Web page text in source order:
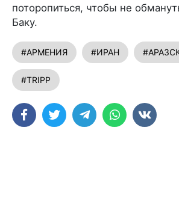
поторопиться, чтобы не
Баку.
#АРМЕНИЯ #ИРАН
#TRIPP